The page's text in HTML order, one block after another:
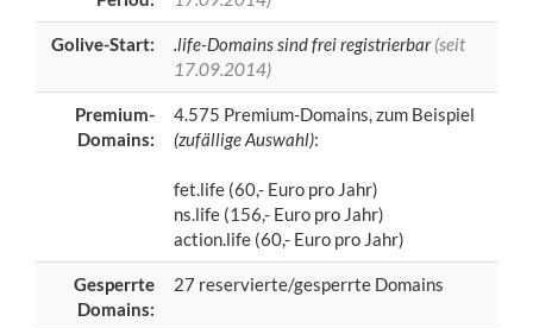
Golive-Start: .life-Domains sind frei registrierbar(seit
17.09.2014)
Premium-
Domains:
4.575 Premium-Domains, zum Beispiel
(zufällige Auswahl):
fet.life (60,- Euro pro Jahr)
ns.life (156,- Euro pro Jahr)
action.life (60,- Euro pro Jahr)
Gesperrte
Domains:
27 reservierte/gesperrte Domains